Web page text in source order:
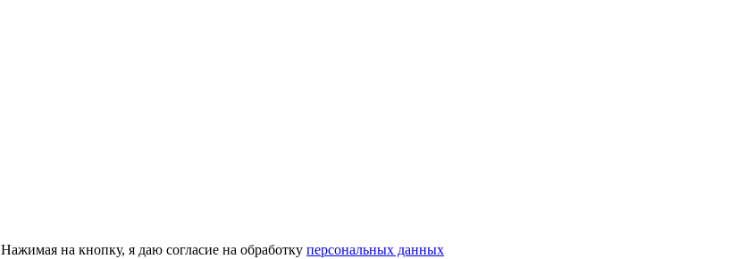
Нажимая на кнопку, я даю согласие на обработку персональных данных